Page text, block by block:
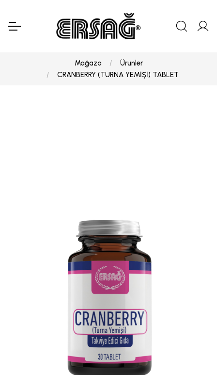
Mağaza
Ürünler
CRANBERRY (TURNA YEMİŞİ) TABLET